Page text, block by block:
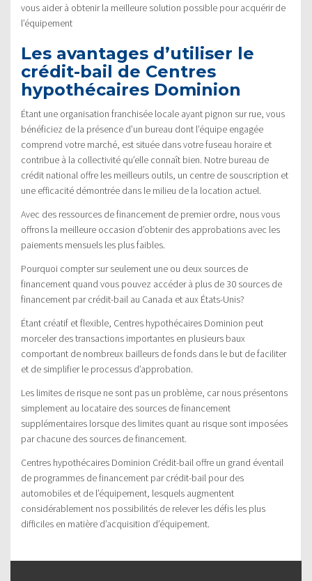
vous aider à obtenir la meilleure solution possible pour acquérir de
l’équipement
Les avantages d’utiliser le
crédit-bail de Centres
hypothécaires Dominion
Étant une organisation franchisée locale ayant pignon sur rue, vous
bénéficiez de la présence d’un bureau dont l’équipe engagée
comprend votre marché, est située dans votre fuseau horaire et
contribue à la collectivité qu’elle connaît bien. Notre bureau de
crédit national offre les meilleurs outils, un centre de souscription et
une efficacité démontrée dans le milieu de la location actuel.
Avec des ressources de financement de premier ordre, nous vous
offrons la meilleure occasion d’obtenir des approbations avec les
paiements mensuels les plus faibles.
Pourquoi compter sur seulement une ou deux sources de
financement quand vous pouvez accéder à plus de 30 sources de
financement par crédit-bail au Canada et aux États-Unis?
Étant créatif et flexible, Centres hypothécaires Dominion peut
morceler des transactions importantes en plusieurs baux
comportant de nombreux bailleurs de fonds dans le but de faciliter
et de simplifier le processus d’approbation.
Les limites de risque ne sont pas un problème, car nous présentons
simplement au locataire des sources de financement
supplémentaires lorsque des limites quant au risque sont imposées
par chacune des sources de financement.
Centres hypothécaires Dominion Crédit-bail offre un grand éventail
de programmes de financement par crédit-bail pour des
automobiles et de l’équipement, lesquels augmentent
considérablement nos possibilités de relever les défis les plus
difficiles en matière d’acquisition d’équipement.